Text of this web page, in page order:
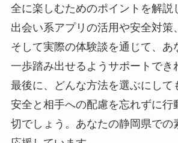
全に楽しむためのポイントを解説
出会い系アプリの活用や安全対策
そして実際の体験談を通じて、あ
一歩踏み出せるようサポートでき
最後に、どんな方法を選ぶにして
安全と相手への配慮を忘れずに行
切でしょう。あなたの静岡県での